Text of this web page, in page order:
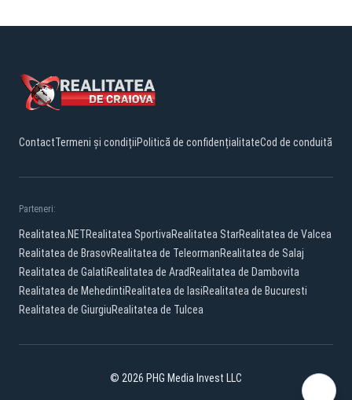
ContactTermeni și condițiiPolitică de confidențialitateCod de conduită
Parteneri:
Realitatea.NETRealitatea SportivaRealitatea StarRealitatea de Valcea
Realitatea de BrasovRealitatea de TeleormanRealitatea de Salaj
Realitatea de GalatiRealitatea de Arad Realitatea de Dambovita
Realitatea de MehedintiRealitatea de IasiRealitatea de Bucuresti
Realitatea de GiurgiuRealitatea de Tulcea
© 2026 PHG Media Invest LLC